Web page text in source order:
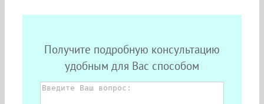
Получите подробную консультацию
удобным для Вас способом